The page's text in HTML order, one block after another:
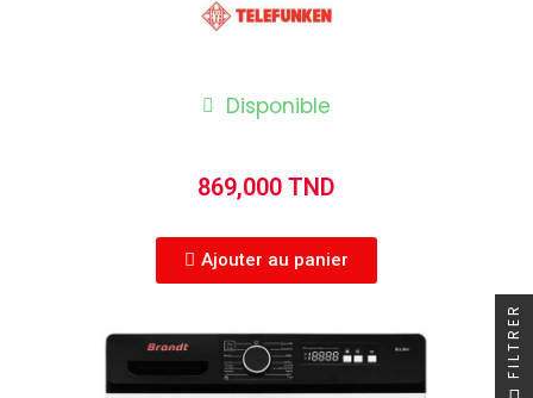
Disponible
869,000 TND
Ajouter au panier
FILTRER